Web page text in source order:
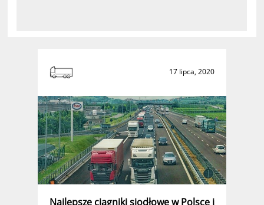
17 lipca, 2020
Najlepsze ciągniki siodłowe w Polsce i